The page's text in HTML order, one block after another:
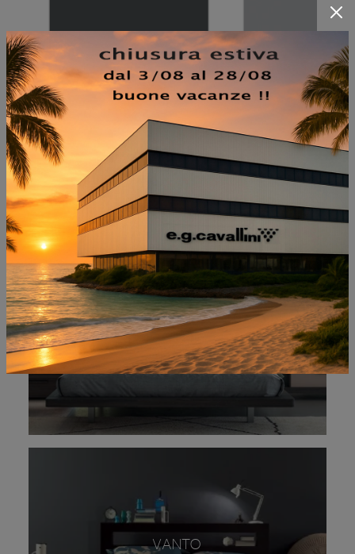
NON PERDERTI ANCHE:
ASJA
VANTO